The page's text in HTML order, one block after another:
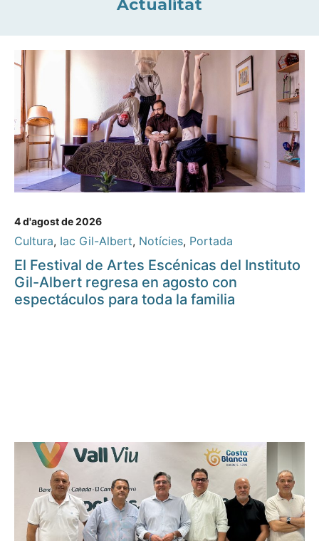
Actualitat
4 d'agost de 2026
Cultura, Iac Gil-Albert, Notícies, Portada
El Festival de Artes Escénicas del Instituto
Gil-Albert regresa en agosto con
espectáculos para toda la familia